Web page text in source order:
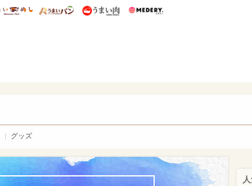
ディズニー特集
うまいめし うまいパン うまい肉
グッズ